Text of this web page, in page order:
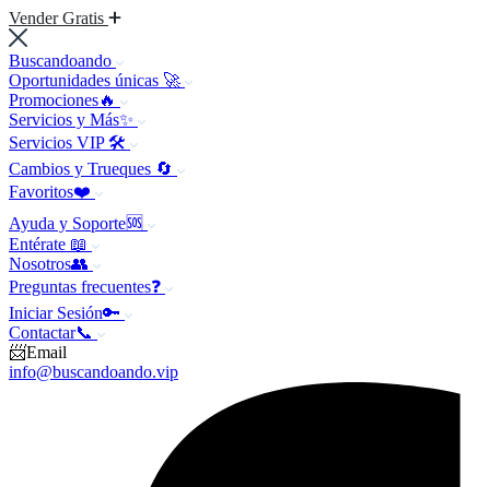
Vender Gratis
Buscandoando
Oportunidades únicas 🚀
Promociones🔥
Servicios y Más✨
Servicios VIP 🛠️
Cambios y Trueques 🔄
Favoritos❤️
Ayuda y Soporte🆘
Entérate 📖
Nosotros👥
Preguntas frecuentes❓
Iniciar Sesión🔑
Contactar📞
📨Email
info@buscandoando.vip